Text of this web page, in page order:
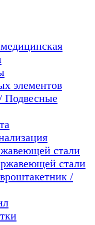
элементов
Подвесные
стали
стали
/